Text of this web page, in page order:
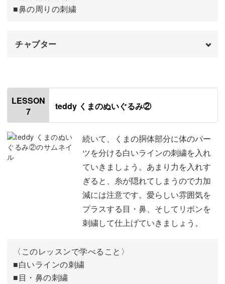
■鼻の周りの刺繍
チャプター
はじめに
使用材料・道具
刺繍をする手順 02:46
体の輪郭の刺繍をする 03:26
08:45
鼻の周りの刺繍をする 11:15
体の内側の刺繍をする 14:38
LESSON
7
teddy くまのぬいぐるみ②
続いて、くまの胴体部分に体のパー
ツを分ける白いラインの刺繍を入れ
ていきましょう。あまり力を入れす
ぎると、糸が隠れてしまうので力加
減には注意です。愛らしい雰囲気を
プラスする目・鼻、そしてリボンを
刺繍して仕上げていきましょう。
〈このレッスンで学べること〉
■白いラインの刺繍
■目・鼻の刺繍